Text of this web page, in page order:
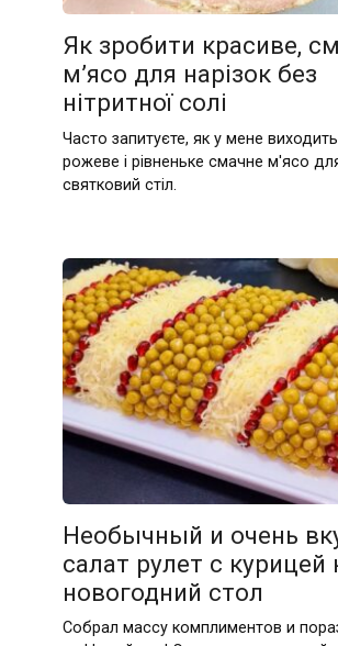
Як зробити красиве,
м’ясо для нарізок без
нітритної солі
Часто запитуєте, як у мене
рожеве і рівненьке смачне м'ясо
святковий стіл.
Необычный и очень
салат рулет с курицей
новогодний стол
Собрал массу комплиментов и